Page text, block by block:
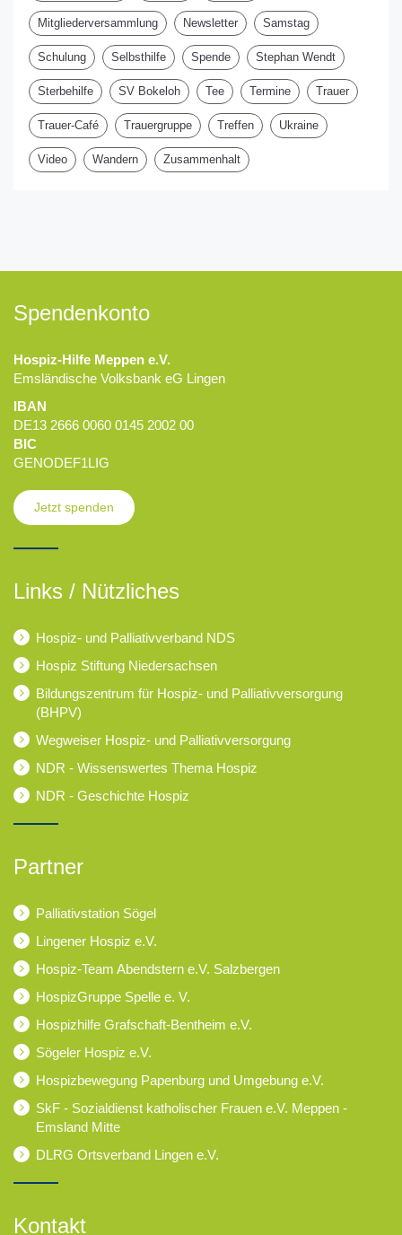
Mitgliederversammlung Newsletter Samstag
Schulung Selbsthilfe Spende Stephan Wendt
Sterbehilfe SV Bokeloh Tee Termine Trauer
Trauer-Café Trauergruppe Treffen Ukraine
Video Wandern Zusammenhalt
Spendenkonto
Hospiz-Hilfe Meppen e.V.
Emsländische Volksbank eG Lingen
IBAN
DE13 2666 0060 0145 2002 00
BIC
GENODEF1LIG
Jetzt spenden
Links / Nützliches
Hospiz- und Palliativverband NDS
Hospiz Stiftung Niedersachsen
Bildungszentrum für Hospiz- und Palliativversorgung
(BHPV)
Wegweiser Hospiz- und Palliativversorgung
NDR - Wissenswertes Thema Hospiz
NDR - Geschichte Hospiz
Partner
Palliativstation Sögel
Lingener Hospiz e.V.
Hospiz-Team Abendstern e.V. Salzbergen
HospizGruppe Spelle e. V.
Hospizhilfe Grafschaft-Bentheim e.V.
Sögeler Hospiz e.V.
Hospizbewegung Papenburg und Umgebung e.V.
SkF - Sozialdienst katholischer Frauen e.V. Meppen -
Emsland Mitte
DLRG Ortsverband Lingen e.V.
Kontakt